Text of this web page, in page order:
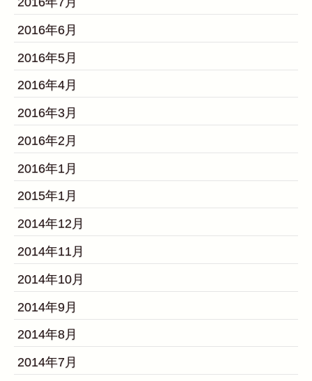
2016年6月
2016年5月
2016年4月
2016年3月
2016年2月
2016年1月
2015年1月
2014年12月
2014年11月
2014年10月
2014年9月
2014年8月
2014年7月